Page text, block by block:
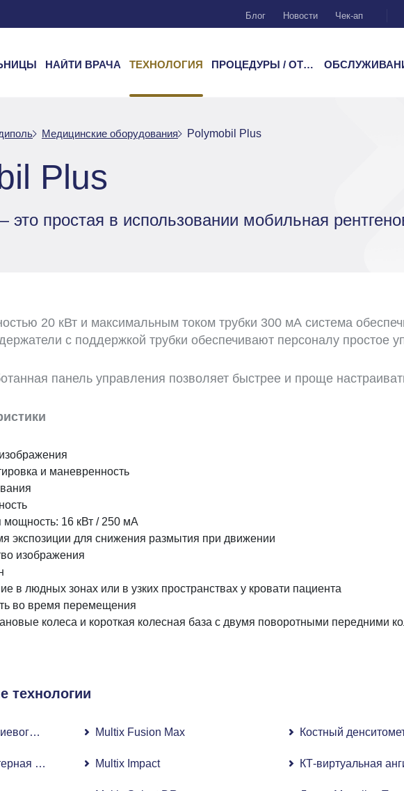
Блог Новости Чек-ап
НАЙТИ ВРАЧА ТЕХНОЛОГИЯ ПРОЦЕДУРЫ / ОТДЕЛЕНИЯ ОБСЛУЖИВАНИЕ
Медицинские оборудования Polymobil Plus
Plus
простая в использовании мобильная
20 кВт и максимальным током трубки 300 мА система
с поддержкой трубки обеспечивают персоналу простое
панель управления позволяет быстрее и проще
и маневренность
16 кВт / 250 мА
экспозиции для снижения размытия при движении
изображения
в людных зонах или в узких пространствах у кровати пациента
во время перемещения
колеса и короткая колесная база с двумя поворотными передними
технологии
лазера
томография (КТ)
Multix Fusion Max
Multix Impact
Костный
КТ-виртуальная